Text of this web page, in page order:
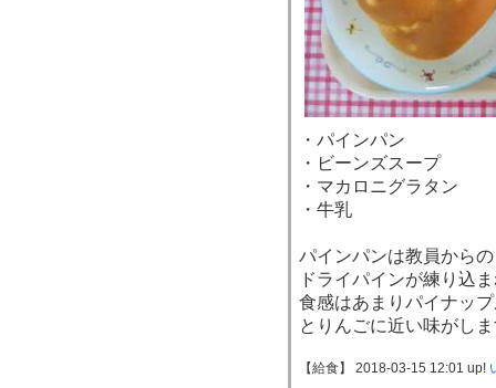
・パインパン
・ビーンズスープ
・マカロニグラタン
・牛乳
パインパンは教員から
ドライパインが練り込
食感はあまりパイナッ
とりんごに近い味がし
【給食】 2018-03-15 12:01 up!